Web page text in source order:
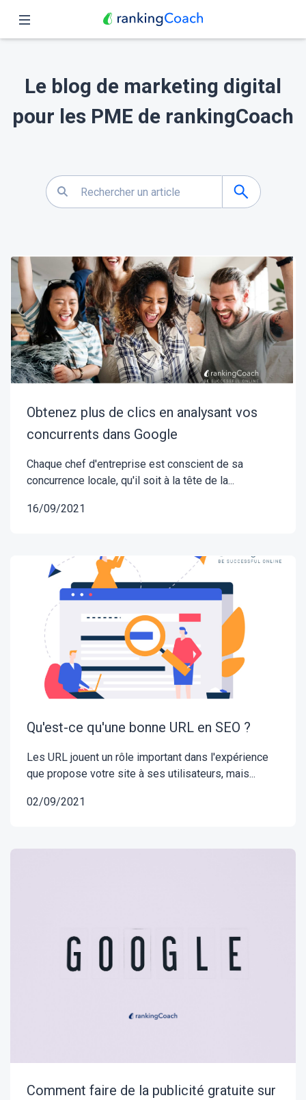
Fonctionnalités
Tarifs
Blog
Le blog de marketing digital
pour les PME de rankingCoach
Obtenez plus de clics en analysant vos
concurrents dans Google
Chaque chef d'entreprise est conscient de sa
concurrence locale, qu'il soit à la tête de la...
16/09/2021
Qu'est-ce qu'une bonne URL en SEO ?
Les URL jouent un rôle important dans l'expérience
que propose votre site à ses utilisateurs, mais...
02/09/2021
Comment faire de la publicité gratuite sur